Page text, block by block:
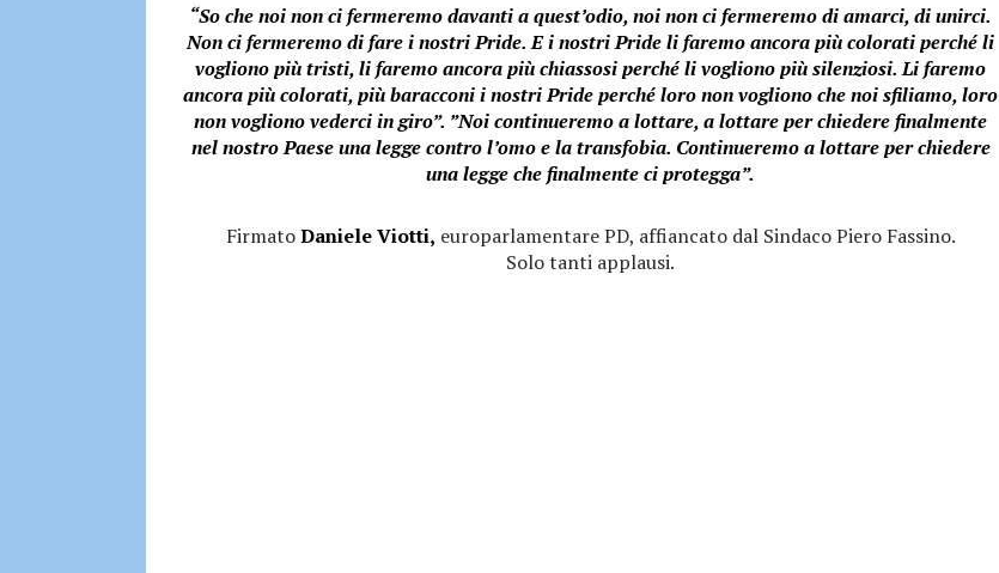
“So che noi non ci fermeremo davanti a quest’odio, noi non ci fermeremo di amarci, di unirci.
Non ci fermeremo di fare i nostri Pride. E i nostri Pride li faremo ancora più colorati perché li
vogliono più tristi, li faremo ancora più chiassosi perché li vogliono più silenziosi. Li faremo
ancora più colorati, più baracconi i nostri Pride perché loro non vogliono che noi sfiliamo, loro
non vogliono vederci in giro”. ”Noi continueremo a lottare, a lottare per chiedere finalmente
nel nostro Paese una legge contro l’omo e la transfobia. Continueremo a lottare per chiedere
una legge che finalmente ci protegga”.
FirmatoDaniele Viotti, europarlamentare PD, affiancato dal Sindaco Piero Fassino.
Solo tanti applausi.